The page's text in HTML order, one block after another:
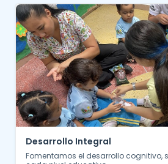
Desarrollo Integral
Fomentamos el desarrollo cognitivo,